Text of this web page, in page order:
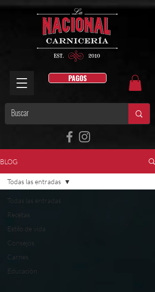
PAGOS
BLOG
Todas las entradas
Recetas
Estilo de vida
Consejos
Carnes
Educación
Todas las entradas